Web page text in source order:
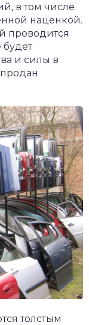
в том числе
наценкой.
проводится
и силы в
толстым